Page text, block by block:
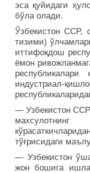
эса қуйидаги
бўла олади.
Ўзбекистон ССР,
тизими)
иттифоқдош
ёмон
индустриал-
— Узбекистон
тўғрисидаги
— Узбекистон
жон бошига